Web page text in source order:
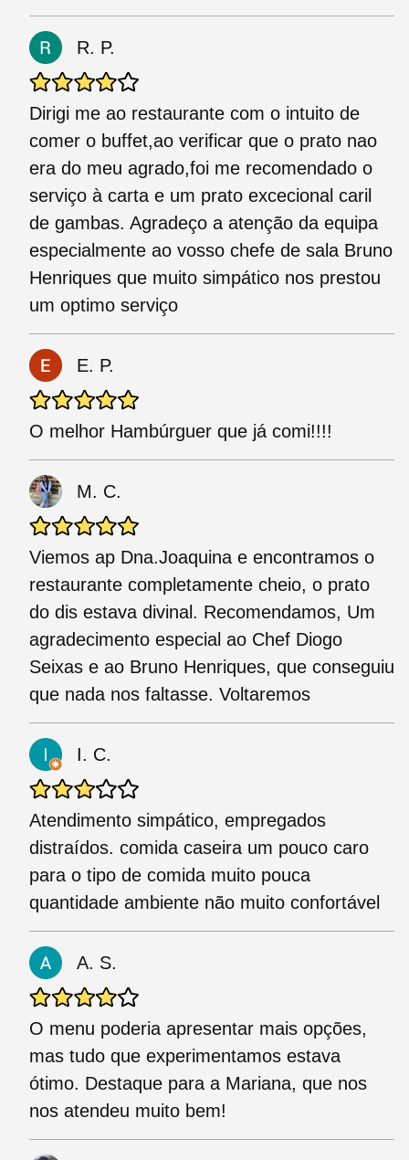
R. P.
Dirigi me ao restaurante com o intuito de
comer o buffet,ao verificar que o prato nao
era do meu agrado,foi me recomendado o
serviço à carta e um prato excecional caril
de gambas. Agradeço a atenção da equipa
especialmente ao vosso chefe de sala Bruno
Henriques que muito simpático nos prestou
um optimo serviço
E. P.
O melhor Hambúrguer que já comi!!!!
M. C.
Viemos ap Dna.Joaquina e encontramos o
restaurante completamente cheio, o prato
do dis estava divinal. Recomendamos, Um
agradecimento especial ao Chef Diogo
Seixas e ao Bruno Henriques, que conseguiu
que nada nos faltasse. Voltaremos
I. C.
Atendimento simpático, empregados
distraídos. comida caseira um pouco caro
para o tipo de comida muito pouca
quantidade ambiente não muito confortável
A. S.
O menu poderia apresentar mais opções,
mas tudo que experimentamos estava
ótimo. Destaque para a Mariana, que nos
nos atendeu muito bem!